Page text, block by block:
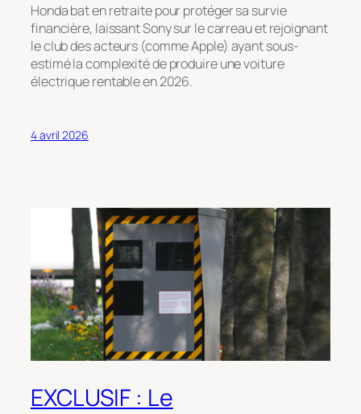
Honda bat en retraite pour protéger sa survie
financière, laissant Sony sur le carreau et rejoignant
le club des acteurs (comme Apple) ayant sous-
estimé la complexité de produire une voiture
électrique rentable en 2026.
4 avril 2026
EXCLUSIF : Le